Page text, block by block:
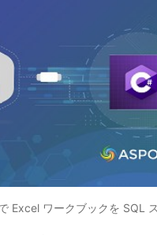
Excel ワークブックを SQL